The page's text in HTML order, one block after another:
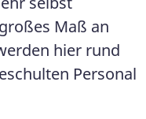
Maß an
hier rund
Personal